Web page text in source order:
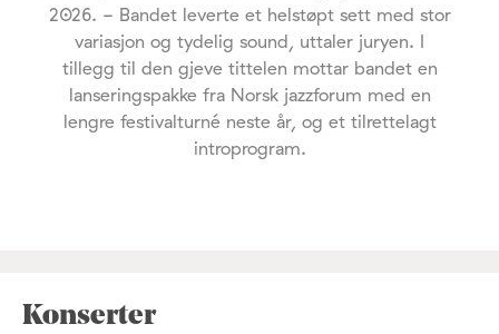
2026. - Bandet leverte et helstøpt sett med stor
variasjon og tydelig sound, uttaler juryen. I
tillegg til den gjeve tittelen mottar bandet en
lanseringspakke fra Norsk jazzforum med en
lengre festivalturné neste år, og et tilrettelagt
introprogram.
Konserter